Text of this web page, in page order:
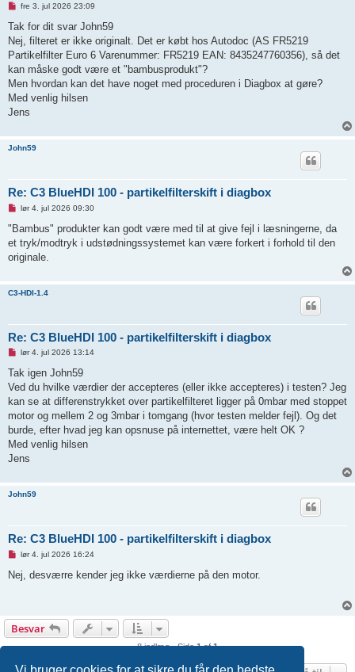
U
æ
t
i
d
l
g
fre 3. jul 2026 23:09
Tak for dit svar John59
Nej, filteret er ikke originalt. Det er købt hos Autodoc (AS FR5219
Partikelfilter Euro 6 Varenummer: FR5219 EAN: 8435247760356), så det
kan måske godt være et "bambusprodukt"?
Men hvordan kan det have noget med proceduren i Diagbox at gøre?
Med venlig hilsen
Jens
John59
Re: C3 BlueHDI 100 - partikelfilterskift i diagbox
U
æ
i
n
l
æ
lør 4. jul 2026 09:30
"Bambus" produkter kan godt være med til at give fejl i læsningerne, da
et tryk/modtryk i udstødningssystemet kan være forkert i forhold til den
originale.
C3-HDI-1.4
Re: C3 BlueHDI 100 - partikelfilterskift i diagbox
U
æ
t
i
d
l
g
lør 4. jul 2026 13:14
Tak igen John59
Ved du hvilke værdier der accepteres (eller ikke accepteres) i testen? Jeg
kan se at differenstrykket over partikelfilteret ligger på 0mbar med stoppet
motor og mellem 2 og 3mbar i tomgang (hvor testen melder fejl). Og det
burde, efter hvad jeg kan opsnuse på internettet, være helt OK ?
Med venlig hilsen
Jens
John59
Re: C3 BlueHDI 100 - partikelfilterskift i diagbox
U
æ
s
d
l
æ
g
lør 4. jul 2026 16:24
Nej, desværre kender jeg ikke værdierne på den motor.
Besvar
8 indlæg • Side1af1